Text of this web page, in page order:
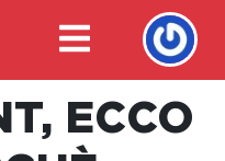
ECCO